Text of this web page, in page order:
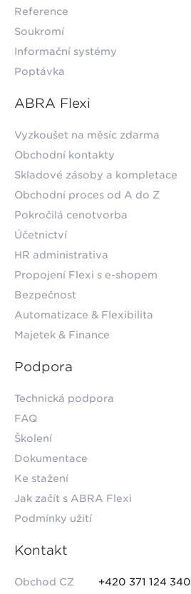
Reference
Soukromí
Informační systémy
Poptávka
ABRA Flexi
Vyzkoušet na měsíc zdarma
Obchodní kontakty
Skladové zásoby a kompletace
Obchodní proces od A do Z
Pokročilá cenotvorba
Účetnictví
HR administrativa
Propojení Flexi s e-shopem
Bezpečnost
Automatizace & Flexibilita
Majetek & Finance
Podpora
Technická podpora
FAQ
Školení
Dokumentace
Ke stažení
Jak začít s ABRA Flexi
Podmínky užití
Kontakt
Obchod CZ +420 371 124 340